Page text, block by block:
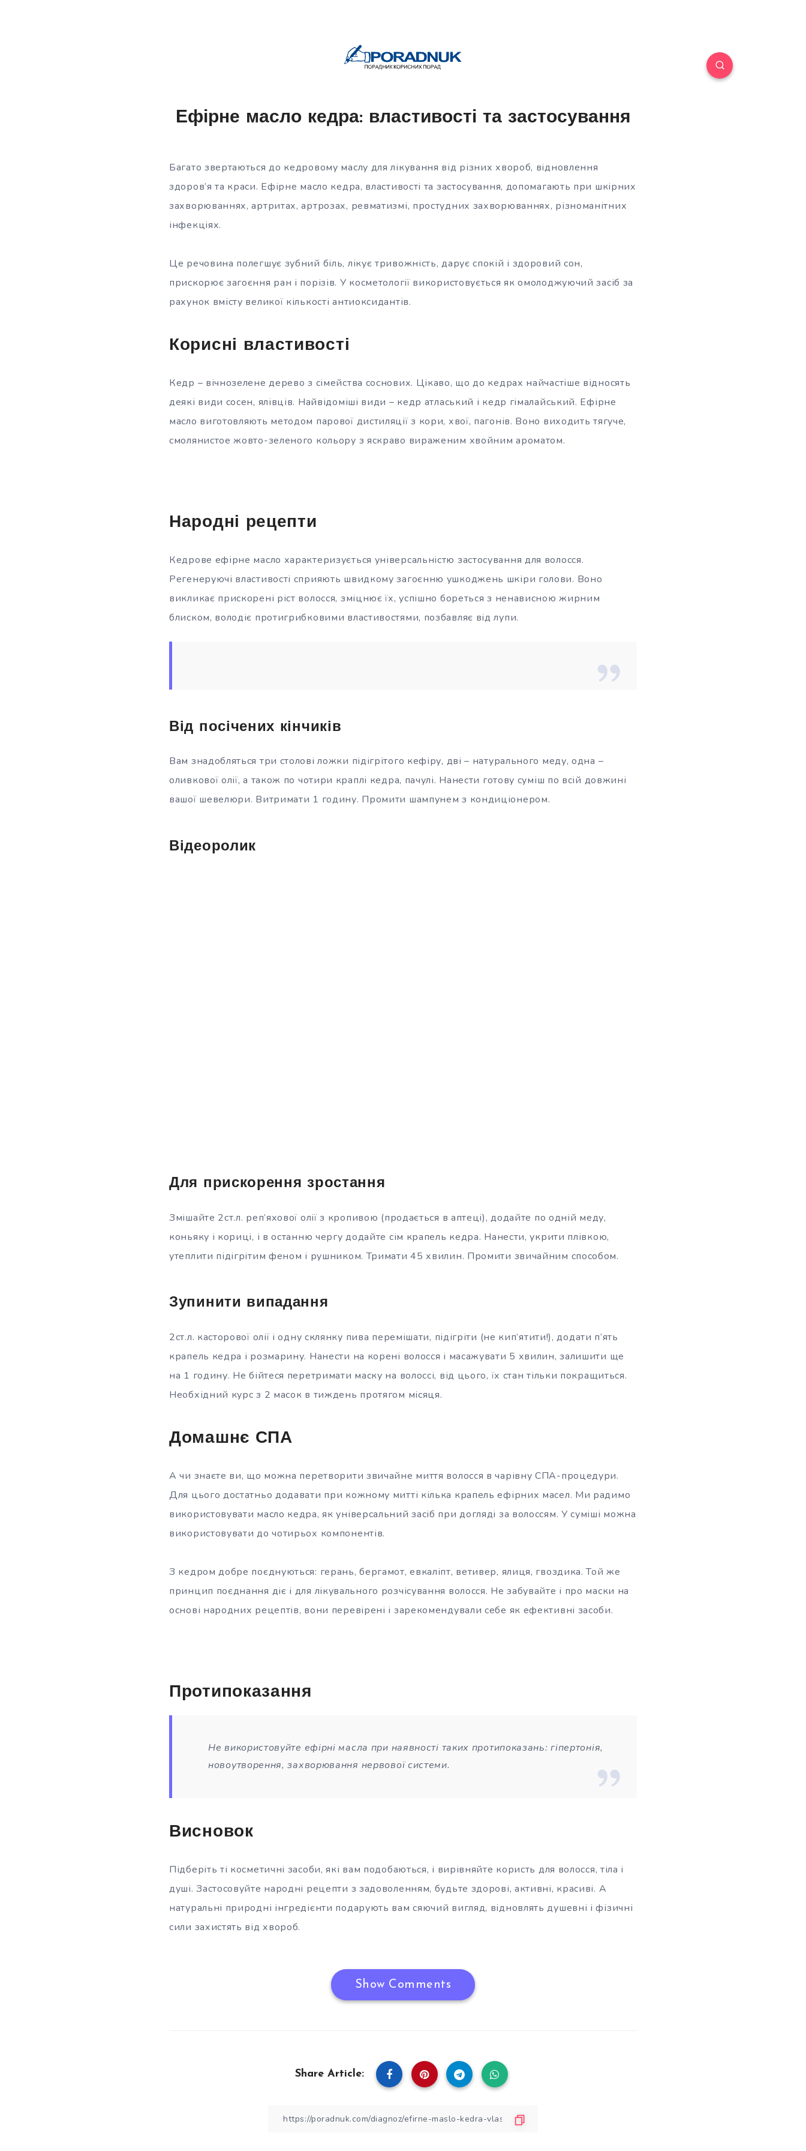
Ефірне масло кедра: властивості та застосування
Багато звертаються до кедровому маслу для лікування від різних хвороб, відновлення
здоров’я та краси. Ефірне масло кедра, властивості та застосування, допомагають при шкірних
захворюваннях, артритах, артрозах, ревматизмі, простудних захворюваннях, різноманітних
інфекціях.
Це речовина полегшує зубний біль, лікує тривожність, дарує спокій і здоровий сон,
прискорює загоєння ран і порізів. У косметології використовується як омолоджуючий засіб за
рахунок вмісту великої кількості антиоксидантів.
Корисні властивості
Кедр – вічнозелене дерево з сімейства соснових. Цікаво, що до кедрах найчастіше відносять
деякі види сосен, ялівців. Найвідоміші види – кедр атласький і кедр гімалайський. Ефірне
масло виготовляють методом парової дистиляції з кори, хвої, пагонів. Воно виходить тягуче,
смолянистое жовто-зеленого кольору з яскраво вираженим хвойним ароматом.
Народні рецепти
Кедрове ефірне масло характеризується універсальністю застосування для волосся.
Регенеруючі властивості сприяють швидкому загоєнню ушкоджень шкіри голови. Воно
викликає прискорені ріст волосся, зміцнює їх, успішно бореться з ненависною жирним
блиском, володіє протигрибковими властивостями, позбавляє від лупи.
Від посічених кінчиків
Вам знадобляться три столові ложки підігрітого кефіру, дві – натурального меду, одна –
оливкової олії, а також по чотири краплі кедра, пачулі. Нанести готову суміш по всій довжині
вашої шевелюри. Витримати 1 годину. Промити шампунем з кондиціонером.
Відеоролик
Для прискорення зростання
Змішайте 2ст.л. реп’яхової олії з кропивою (продається в аптеці), додайте по одній меду,
коньяку і кориці, і в останню чергу додайте сім крапель кедра. Нанести, укрити плівкою,
утеплити підігрітим феном і рушником. Тримати 45 хвилин. Промити звичайним способом.
Зупинити випадання
2ст.л. касторової олії і одну склянку пива перемішати, підігріти (не кип’ятити!), додати п’ять
крапель кедра і розмарину. Нанести на корені волосся і масажувати 5 хвилин, залишити ще
на 1 годину. Не бійтеся перетримати маску на волоссі, від цього, їх стан тільки покращиться.
Необхідний курс з 2 масок в тиждень протягом місяця.
Домашнє СПА
А чи знаєте ви, що можна перетворити звичайне миття волосся в чарівну СПА-процедури.
Для цього достатньо додавати при кожному митті кілька крапель ефірних масел. Ми радимо
використовувати масло кедра, як універсальний засіб при догляді за волоссям. У суміші можна
використовувати до чотирьох компонентів.
З кедром добре поєднуються: герань, бергамот, евкаліпт, ветивер, ялиця, гвоздика. Той же
принцип поєднання діє і для лікувального розчісування волосся. Не забувайте і про маски на
основі народних рецептів, вони перевірені і зарекомендували себе як ефективні засоби.
Протипоказання
Не використовуйте ефірні масла при наявності таких протипоказань: гіпертонія,
новоутворення, захворювання нервової системи.
Висновок
Підберіть ті косметичні засоби, які вам подобаються, і вирівняйте користь для волосся, тіла і
душі. Застосовуйте народні рецепти з задоволенням, будьте здорові, активні, красиві. А
натуральні природні інгредієнти подарують вам сяючий вигляд, відновлять душевні і фізичні
сили захистять від хвороб.
Show Comments
Share Article: